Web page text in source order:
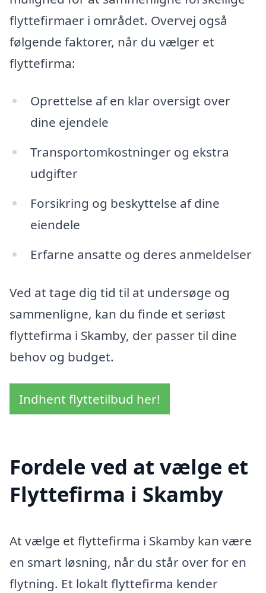
flyttefirmaer i området. Overvej også
følgende faktorer, når du vælger et
flyttefirma:
Oprettelse af en klar oversigt over
dine ejendele
Transportomkostninger og ekstra
udgifter
Forsikring og beskyttelse af dine
eiendele
Erfarne ansatte og deres anmeldelser
Ved at tage dig tid til at undersøge og
sammenligne, kan du finde et seriøst
flyttefirma i Skamby, der passer til dine
behov og budget.
Indhent flyttetilbud her!
Fordele ved at vælge et
Flyttefirma i Skamby
At vælge et flyttefirma i Skamby kan være
en smart løsning, når du står over for en
flytning. Et lokalt flyttefirma kender